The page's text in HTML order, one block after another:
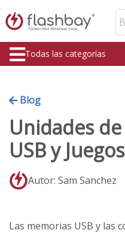
Todas las categorías
Blog
Unidades
USB y Juegos
Autor: Sam Sanchez
Las memorias USB y las